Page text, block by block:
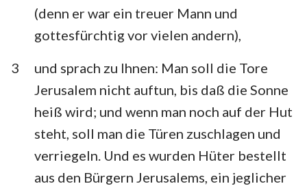
Klagelieder Hesekiel
Daniel Hosea
Joel Amos
Obadja Jona
Micha Nahum
Habakuk Zephanja
(denn er war ein treuer Mann und
gottesfürchtig vor vielen andern),
3
und sprach zu Ihnen: Man soll die Tore
Jerusalem nicht auftun, bis daß die Sonne
heiß wird; und wenn man noch auf der Hut
steht, soll man die Türen zuschlagen und
verriegeln. Und es wurden Hüter bestellt
aus den Bürgern Jerusalems, ein jeglicher